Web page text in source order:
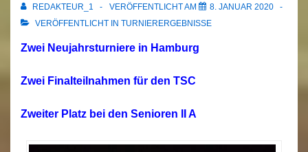
REDAKTEUR_1 VERÖFFENTLICHT AM
8. JANUAR 2020
VERÖFFENTLICHT IN TURNIERERGEBNISSE
Zwei Neujahrsturniere in Hamburg
Zwei Finalteilnahmen für den TSC
Zweiter Platz bei den Senioren II A